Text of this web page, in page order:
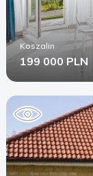
Koszalin
199 000 PLN